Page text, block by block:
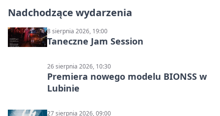
Nadchodzące wydarzenia
8 sierpnia 2026, 19:00
Taneczne Jam Session
26 sierpnia 2026, 10:30
Premiera nowego modelu BIONSS w
Lubinie
27 sierpnia 2026, 09:00